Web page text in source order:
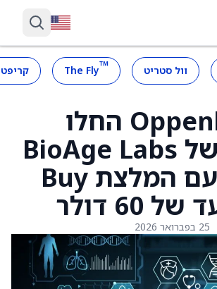
וול סטריט ™
The Fly
Oppenheimer החלו
בסיקור של BioAge Labs
‏(BIOA) עם המלצת Buy
60 דולר
25 בפברואר 2026